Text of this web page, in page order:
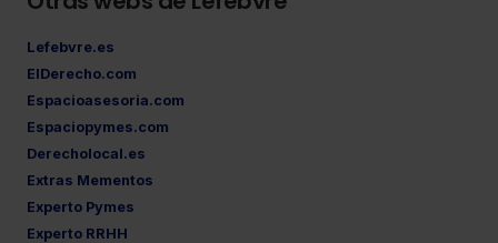
Lefebvre.es
ElDerecho.com
Espacioasesoria.com
Espaciopymes.com
Derecholocal.es
Extras Mementos
Experto Pymes
Experto RRHH